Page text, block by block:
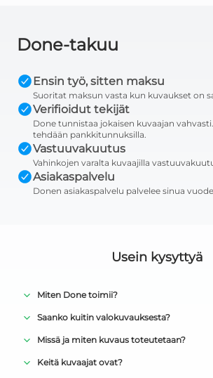
Done-takuu
Ensin työ, sitten maksu
Suoritat maksun vasta kun kuvaukset on
Verifioidut tekijät
Done tunnistaa jokaisen kuvaajan
tehdään pankkitunnuksilla.
Vastuuvakuutus
Vahinkojen varalta kuvaajilla
Asiakaspalvelu
Donen asiakaspalvelu palvelee sinua
Usein kysyttyä
Miten Done toimii?
Saanko kuitin valokuvauksesta?
Missä ja miten kuvaus toteutetaan?
Keitä kuvaajat ovat?